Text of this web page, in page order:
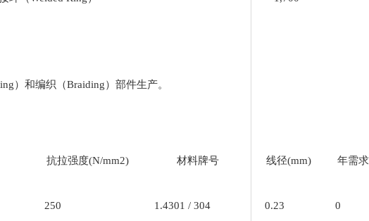
）和编织（Braiding）部件生产。
抗拉强度(N/mm2) 材料牌号 线径(mm) 年需
250 1.4301 / 304 0.23 0